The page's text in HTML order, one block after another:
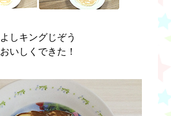
よしキングじぞう
おいしくできた！